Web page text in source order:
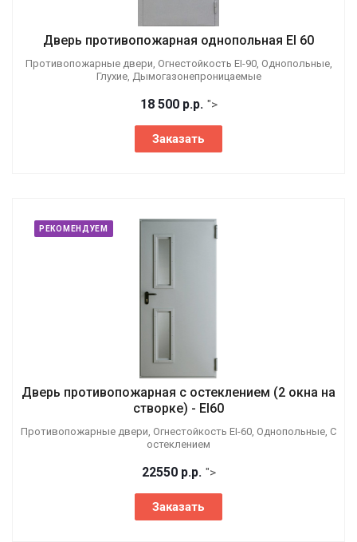
Дверь противопожарная однопольная EI 60
Противопожарные двери, Огнестойкость EI-90, Однопольные,
Глухие, Дымогазонепроницаемые
18 500 р.р. ">
Заказать
РЕКОМЕНДУЕМ
Дверь противопожарная с остеклением (2 окна на
створке) - EI60
Противопожарные двери, Огнестойкость EI-60, Однопольные, С
остеклением
22550 р.р. ">
Заказать